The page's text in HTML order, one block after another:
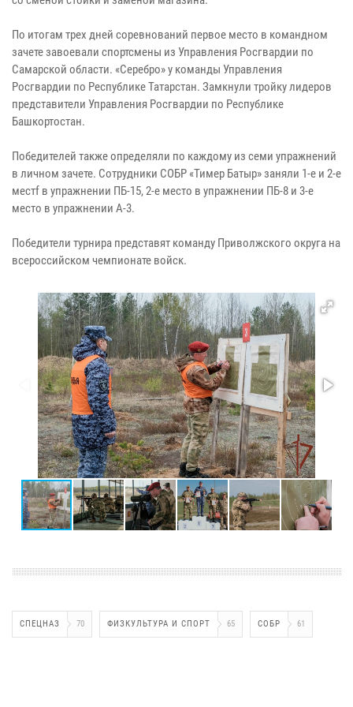
По итогам трех дней соревнований первое место в командном
зачете завоевали спортсмены из Управления Росгвардии по
Самарской области. «Серебро» у команды Управления
Росгвардии по Республике Татарстан. Замкнули тройку лидеров
представители Управления Росгвардии по Республике
Башкортостан.
Победителей также определяли по каждому из семи упражнений
в личном зачете. Сотрудники СОБР «Тимер Батыр» заняли 1-e и 2-e
местf в упражнении ПБ-15, 2-е место в упражнении ПБ-8 и 3-е
место в упражнении А-3.
Победители турнира представят команду Приволжского округа на
всероссийском чемпионате войск.
СПЕЦНАЗ 70 ФИЗКУЛЬТУРА И СПОРТ 65 СОБР 61